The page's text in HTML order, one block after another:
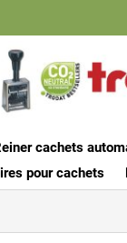
cachets
pour cachets